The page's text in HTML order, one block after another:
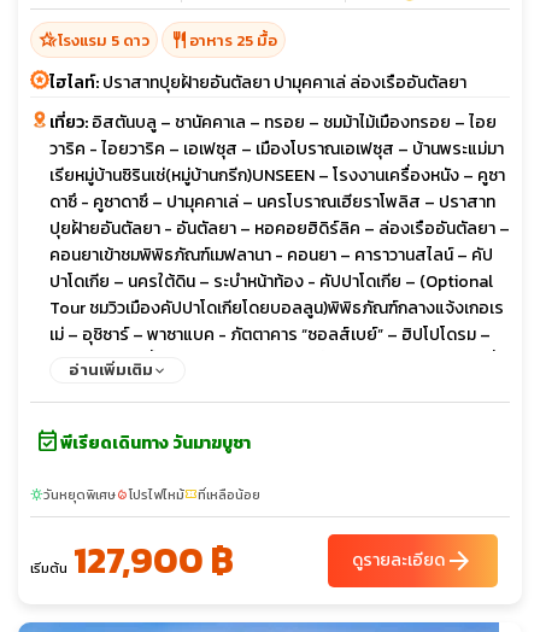
hotel_classโรงแรม 5 ดาว restaurant อาหาร 25 มื้อ
ไฮไลท์:ปราสาทปุยฝ้ายอันตัลยา ปามุคคาเล่ ล่องเรืออันตัลยา
เที่ยว:อิสตันบลู – ชานัคคาเล – ทรอย – ชมม้าไม้เมืองทรอย – ไอย
วาริค - ไอยวาริค – เอเฟซุส – เมืองโบราณเอเฟซุส – บ้านพระแม่มา
เรียหมู่บ้านซิรินเช่(หมู่บ้านกรีก)UNSEEN – โรงงานเครื่องหนัง – คูซา
ดาซึ - คูซาดาซึ – ปามุคคาเล่ – นครโบราณเฮียราโพลิส – ปราสาท
ปุยฝ้ายอันตัลยา - อันตัลยา – หอคอยฮิดิร์ลิค – ล่องเรืออันตัลยา –
คอนยาเข้าชมพิพิธภัณฑ์เมฟลานา - คอนยา – คาราวานสไลน์ – คัป
ปาโดเกีย – นครใต้ดิน – ระบำหน้าท้อง - คัปปาโดเกีย – (Optional
Tour ชมวิวเมืองคัปปาโดเกียโดยบอลลูน)พิพิธภัณฑ์กลางแจ้งเกอเร
เม่ – อุชิซาร์ – พาซาแบค - ภัตตาคาร “ซอลส์เบย์” – ฮิปโปโดรม –
เข้าชมสุเหร่าสีน้ำเงินสุเหร่าเซนต์โซเฟีย(สิ่งมหัศจรรย์ของโลก) – ที่
บาซาร์ - เข้าชมพระราชวังโดลมาบาเชห์
อ่านเพิ่มเติม
event_availableพีเรียดเดินทาง วันมาฆบูชา
sunnyวันหยุดพิเศษlocal_fire_departmentโปรไฟไหม้confirmation_numberที่เหลือน้อย
เริ่มต้น 127,900 ฿ ดูรายละเอียดarrow_forward